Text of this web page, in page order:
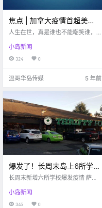
焦点 | 加拿大疫情首超美
国，如果未来几月继续失
人生在世，真是谁也不能嘲笑谁，
人还望美国却步，担心他们会过来
增加传染率，没想到现在局势反
转，轮到美国人担心加拿大了。目
位最严重等级，建议民众.
小岛新闻
324 0
温哥华岛传媒 5 年前
爆发了！长周末岛上6所学校
感染！还有维多利亚的这家
长周末新增六所学校爆发疫情 萨尼
uzz 仅仅一个长周末的时间 维多利
亚再次疯狂爆发疫情 共计有6所学校
小岛新闻
345 0